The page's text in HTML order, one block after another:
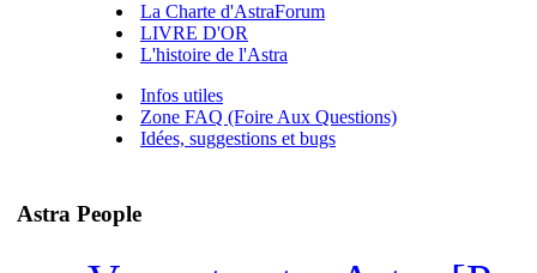
La Charte d'AstraForum
LIVRE D'OR
L'histoire de l'Astra
Infos utiles
Zone FAQ (Foire Aux Questions)
Idées, suggestions et bugs
Astra People